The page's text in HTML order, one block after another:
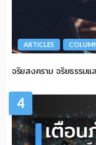
ARTICLES
จริยสงคราม จริยธรรม
4